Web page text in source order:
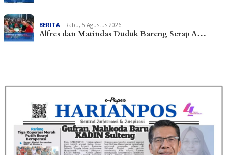
BERITA Rabu, 5 Agustus 2026
Alfres dan Matindas Duduk Bareng Serap A…